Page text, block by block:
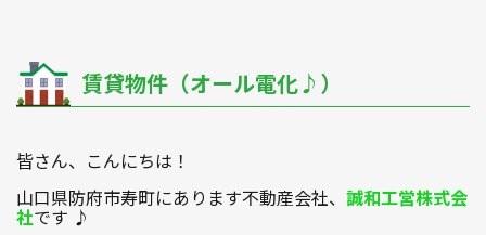
華浦 華城 牟礼
松崎
その他
賃貸物件（オール電化♪）
皆さん、こんにちは！
山口県防府市寿町にあります不動産会社、 誠和工営株式会
社です ♪